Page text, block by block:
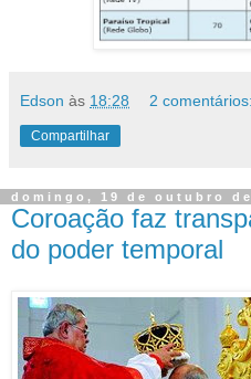
Edson às 18:28 2 comentários:
Compartilhar
domingo, 19 de outubro de
Coroação faz
do poder temporal